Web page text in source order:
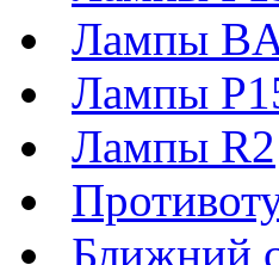
Лампы
Лампы
Лампы R2
Ближний